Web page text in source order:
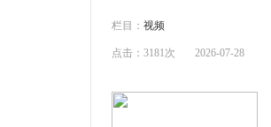
栏目： 视频
点击：3181次 2026-07-28